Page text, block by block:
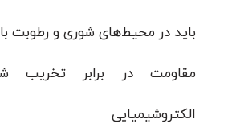
باید در محیط‌های شوری و رطوبت
مقاومت در برابر تخریب
الکتروشیمیایی